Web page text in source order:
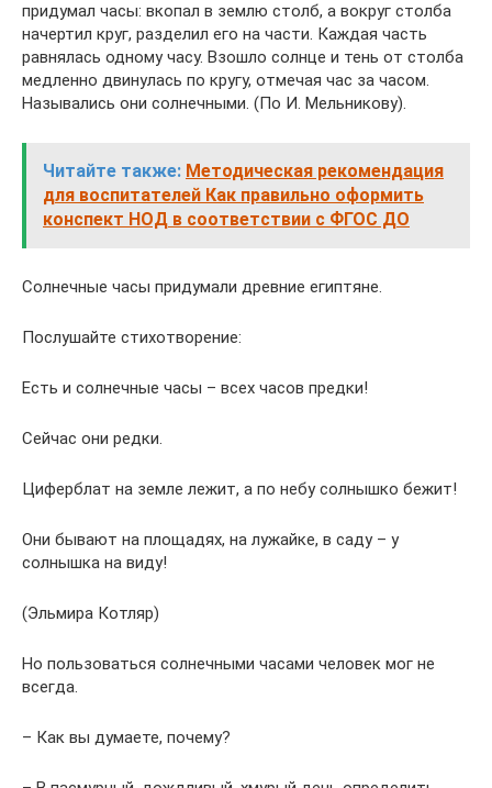
придумал часы: вкопал в землю столб, а вокруг столба
начертил круг, разделил его на части. Каждая часть
равнялась одному часу. Взошло солнце и тень от столба
медленно двинулась по кругу, отмечая час за часом.
Назывались они солнечными. (По И. Мельникову).
Читайте также: Методическая рекомендация
для воспитателей Как правильно оформить
конспект НОД в соответствии с ФГОС ДО
Солнечные часы придумали древние египтяне.
Послушайте стихотворение:
Есть и солнечные часы – всех часов предки!
Сейчас они редки.
Циферблат на земле лежит, а по небу солнышко бежит!
Они бывают на площадях, на лужайке, в саду – у
солнышка на виду!
(Эльмира Котляр)
Но пользоваться солнечными часами человек мог не
всегда.
– Как вы думаете, почему?